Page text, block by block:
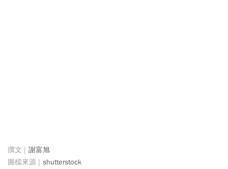
謝富旭
shutterstock